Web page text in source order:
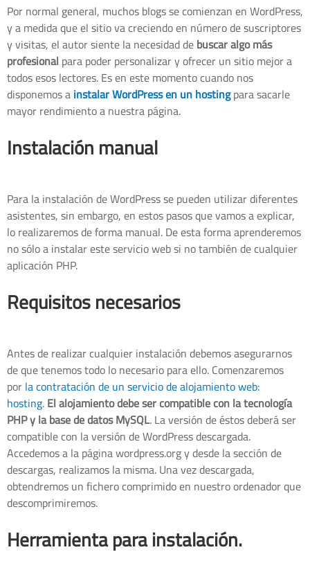
Por normal general, muchos blogs se comienzan en WordPress,
y a medida que el sitio va creciendo en número de suscriptores
y visitas, el autor siente la necesidad debuscar algo más
profesional para poder personalizar y ofrecer un sitio mejor a
todos esos lectores. Es en este momento cuando nos
disponemos ainstalar WordPress en un hostingpara sacarle
mayor rendimiento a nuestra página.
Instalación manual
Para la instalación de WordPress se pueden utilizar diferentes
asistentes, sin embargo, en estos pasos que vamos a explicar,
lo realizaremos de forma manual. De esta forma aprenderemos
no sólo a instalar este servicio web si no también de cualquier
aplicación PHP.
Requisitos necesarios
Antes de realizar cualquier instalación debemos asegurarnos
de que tenemos todo lo necesario para ello. Comenzaremos
porla contratación de un servicio de alojamiento web:
hosting.El alojamiento debe ser compatible con la tecnología
PHP y la base de datos MySQL. La versión de éstos deberá ser
compatible con la versión de WordPress descargada.
Accedemos a la página wordpress.org y desde la sección de
descargas, realizamos la misma. Una vez descargada,
obtendremos un fichero comprimido en nuestro ordenador que
descomprimiremos.
Herramienta para instalación.